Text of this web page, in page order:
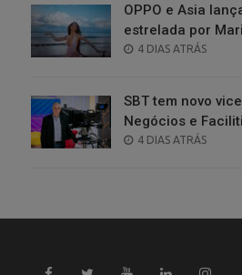
OPPO e Asia
estrelada por
POSTED
4 DIAS ATRÁS
SBT tem novo
Negócios e
POSTED
4 DIAS ATRÁS